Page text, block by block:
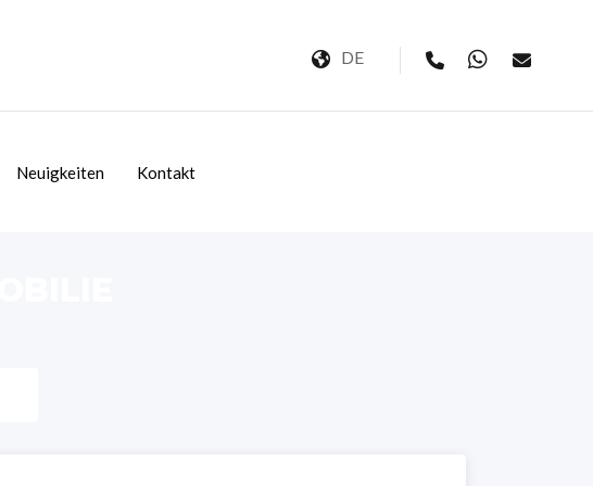
Neuigkeiten Kontakt
DE